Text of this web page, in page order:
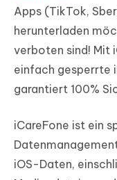
Apps (TikTok,
herunterladen
verboten sind! Mit
einfach gesperrte
garantiert 100%
iCareFone ist ein
iOS-Daten,